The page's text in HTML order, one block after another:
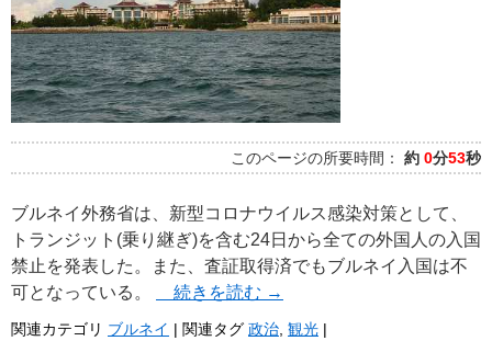
このページの所要時間： 約 0分53秒
ブルネイ外務省は、新型コロナウイルス感染対策として、
トランジット(乗り継ぎ)を含む24日から全ての外国人の入国
禁止を発表した。また、査証取得済でもブルネイ入国は不
可となっている。
続きを読む →
関連カテゴリ ブルネイ | 関連タグ 政治, 観光 |